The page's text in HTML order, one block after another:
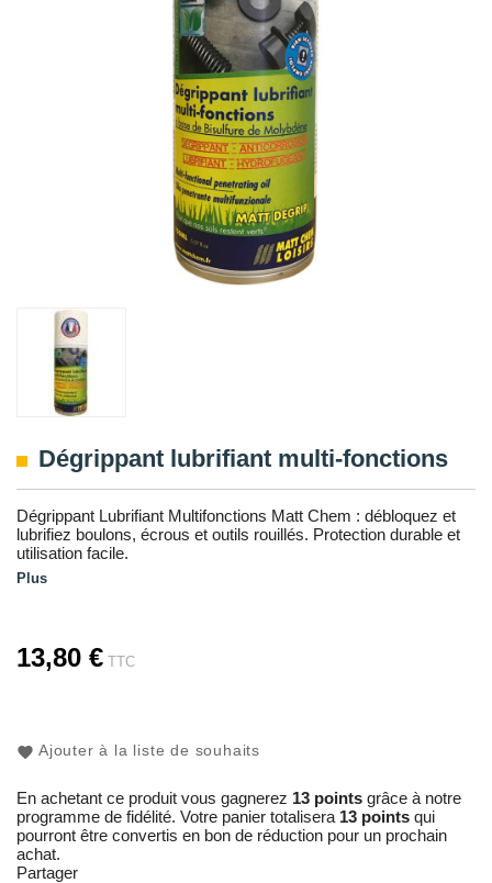
Dégrippant lubrifiant multi-fonctions
Dégrippant Lubrifiant Multifonctions Matt Chem : débloquez et
lubrifiez boulons, écrous et outils rouillés. Protection durable et
utilisation facile.
Plus
13,80 € TTC
Ajouter à la liste de souhaits
En achetant ce produit vous gagnerez 13 points grâce à notre
programme de fidélité. Votre panier totalisera 13 points qui
pourront être convertis en bon de réduction pour un prochain
achat.
Partager